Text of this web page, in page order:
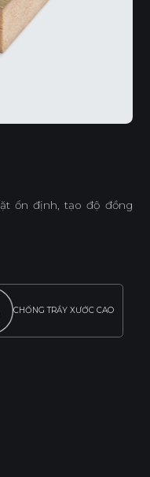
ổn định, tạo độ đồng
CHỐNG TRẦY XƯỚC CAO